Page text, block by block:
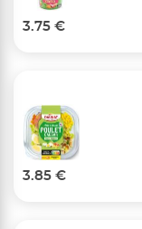
3.75 €
3.85 €